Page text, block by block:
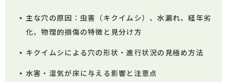
主な穴の原因：虫害（キクイムシ）、水漏れ、経年劣
化、物理的損傷の特徴と見分け方
キクイムシによる穴の形状・進行状況の見極め方法
水害・湿気が床に与える影響と注意点